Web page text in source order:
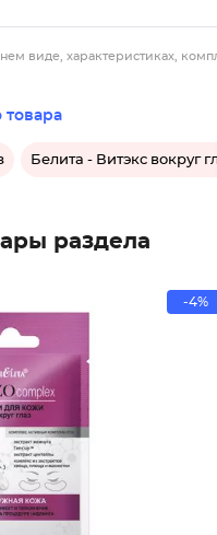
виде, характеристиках,
товара
Белита - Витэкс вокруг
раздела
-4%